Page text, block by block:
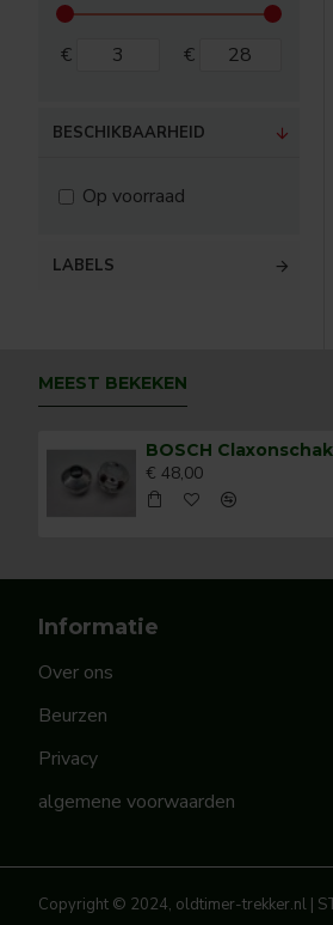
€ €
LABELS
BESCHIKBAARHEID
Op voorraad
MEEST BEKEKEN
€ 48,00
Informatie
Over ons
Beurzen
Privacy
algemene voorwaarden
Copyright © 2024, oldtimer-trekker.nl |